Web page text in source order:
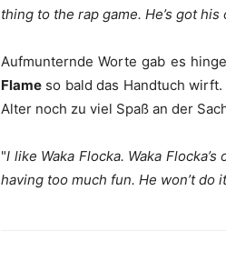
thing to the rap game. He’s got his
Aufmunternde Worte gab es
Flame so bald das Handtuch
Alter noch zu viel Spaß an der
"I like Waka Flocka. Waka
having too much fun. He won’t do